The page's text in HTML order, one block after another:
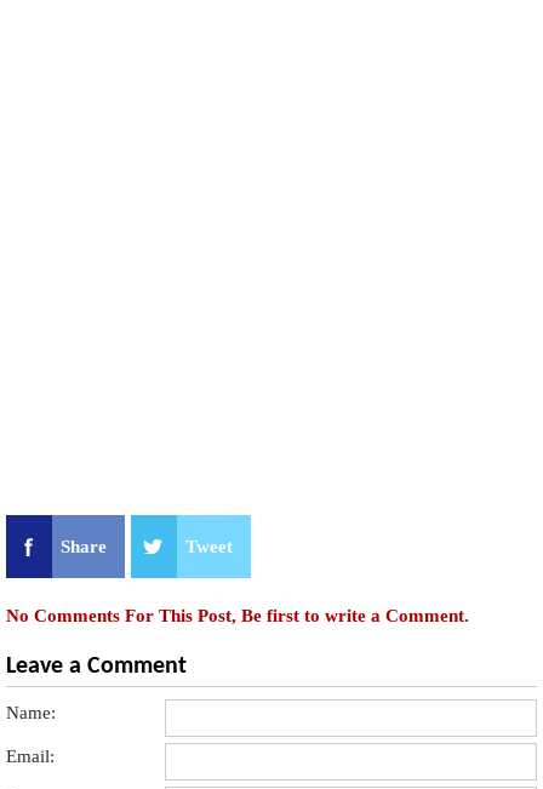
Share Tweet
No Comments For This Post, Be first to write a Comment.
Leave a Comment
Name:
Email: